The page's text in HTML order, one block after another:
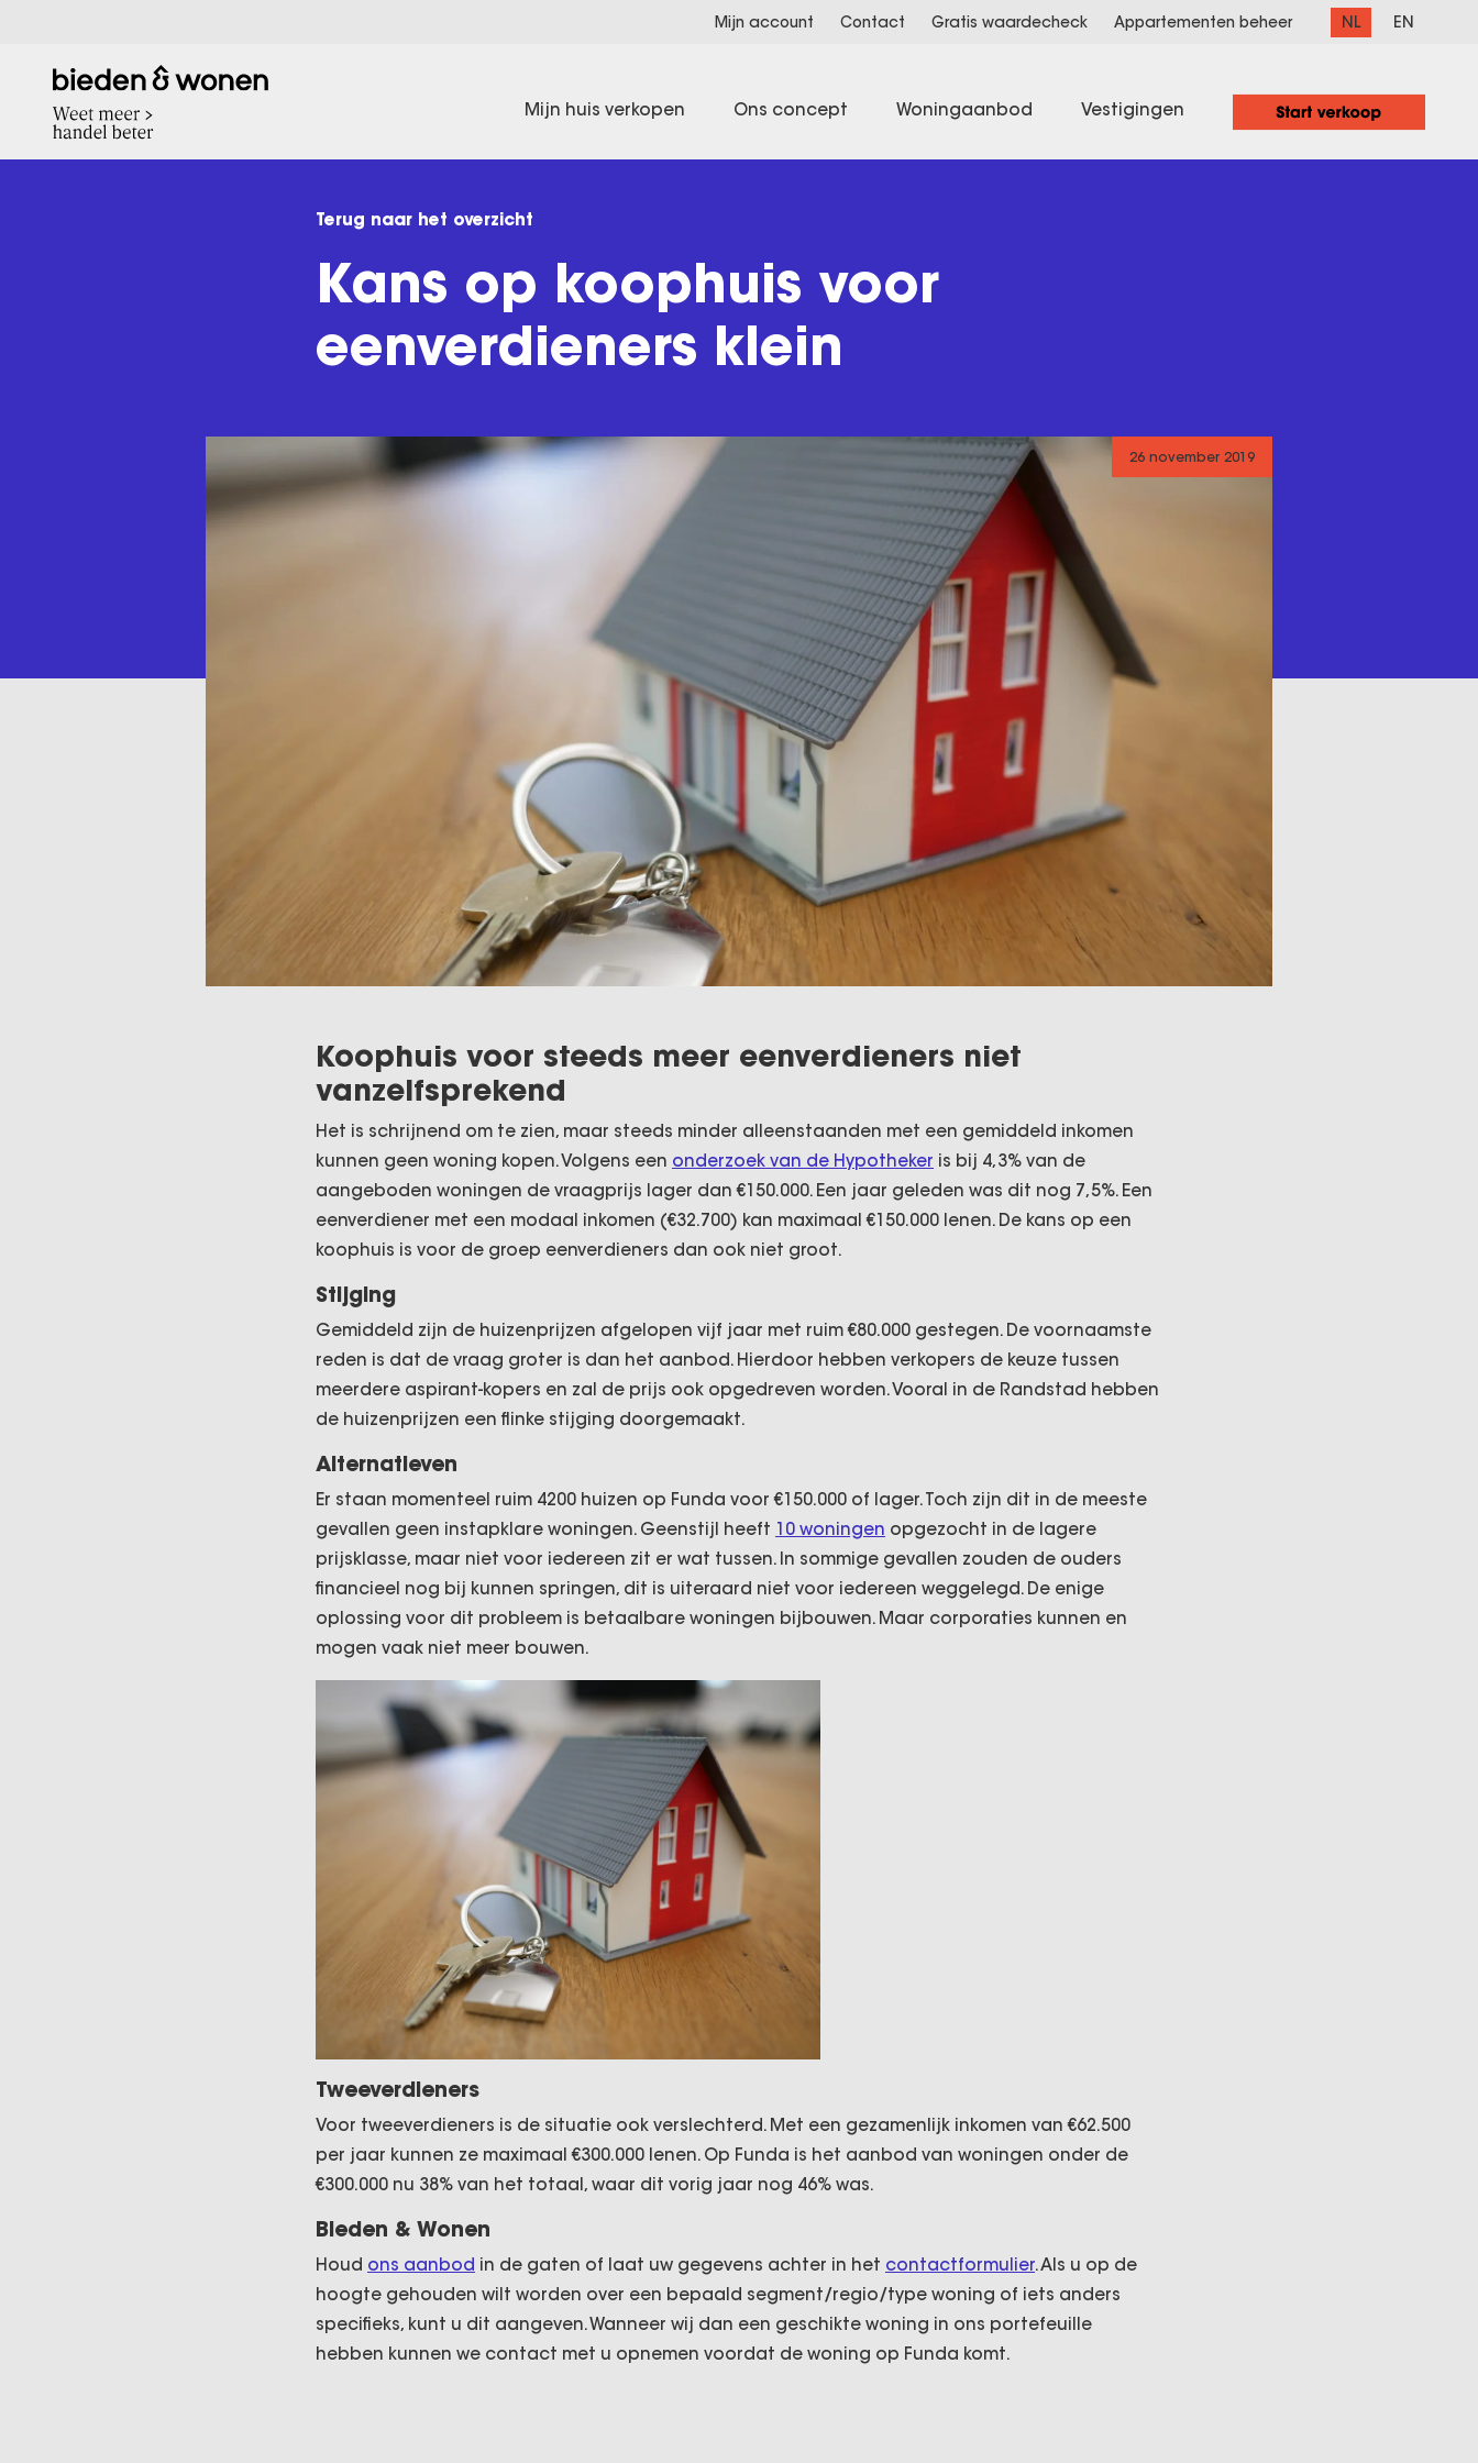
Mijn account Contact Gratis waardecheck Appartementen beheer NL EN
Mijn huis verkopen Ons concept Woningaanbod Vestigingen
Terug naar het overzicht
Kans op koophuis voor
eenverdieners klein
26 november 2019
Koophuis voor steeds meer eenverdieners niet
vanzelfsprekend
Het is schrijnend om te zien, maar steeds minder alleenstaanden met een gemiddeld inkomen
kunnen geen woning kopen. Volgens een onderzoek van de Hypotheker is bij 4,3% van de
aangeboden woningen de vraagprijs lager dan €150.000. Een jaar geleden was dit nog 7,5%. Een
eenverdiener met een modaal inkomen (€32.700) kan maximaal €150.000 lenen. De kans op een
koophuis is voor de groep eenverdieners dan ook niet groot.
Stijging
Gemiddeld zijn de huizenprijzen afgelopen vijf jaar met ruim €80.000 gestegen. De voornaamste
reden is dat de vraag groter is dan het aanbod. Hierdoor hebben verkopers de keuze tussen
meerdere aspirant-kopers en zal de prijs ook opgedreven worden. Vooral in de Randstad hebben
de huizenprijzen een flinke stijging doorgemaakt.
Alternatieven
Er staan momenteel ruim 4200 huizen op Funda voor €150.000 of lager. Toch zijn dit in de meeste
gevallen geen instapklare woningen. Geenstijl heeft 10 woningen opgezocht in de lagere
prijsklasse, maar niet voor iedereen zit er wat tussen. In sommige gevallen zouden de ouders
financieel nog bij kunnen springen, dit is uiteraard niet voor iedereen weggelegd. De enige
oplossing voor dit probleem is betaalbare woningen bijbouwen. Maar corporaties kunnen en
mogen vaak niet meer bouwen.
Tweeverdieners
Voor tweeverdieners is de situatie ook verslechterd. Met een gezamenlijk inkomen van €62.500
per jaar kunnen ze maximaal €300.000 lenen. Op Funda is het aanbod van woningen onder de
€300.000 nu 38% van het totaal, waar dit vorig jaar nog 46% was.
Bieden & Wonen
Houd ons aanbod in de gaten of laat uw gegevens achter in het contactformulier. Als u op de
hoogte gehouden wilt worden over een bepaald segment/regio/type woning of iets anders
specifieks, kunt u dit aangeven. Wanneer wij dan een geschikte woning in ons portefeuille
hebben kunnen we contact met u opnemen voordat de woning op Funda komt.